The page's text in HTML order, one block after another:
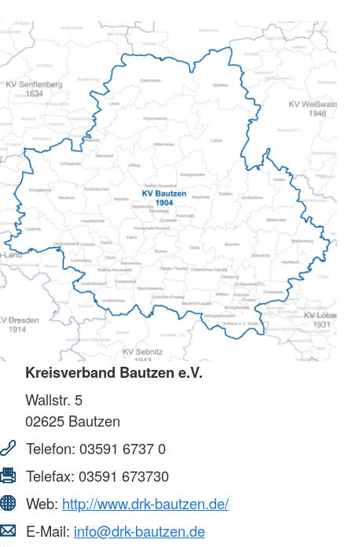
Kreisverband Bautzen e.V.
Wallstr. 5
02625 Bautzen
Telefon: 03591 6737 0
Telefax: 03591 673730
Web: http://www.drk-bautzen.de/
E-Mail: info@drk-bautzen.de